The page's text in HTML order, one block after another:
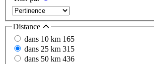
Distance
dans 10 km 165
dans 25 km 315
dans 50 km 436